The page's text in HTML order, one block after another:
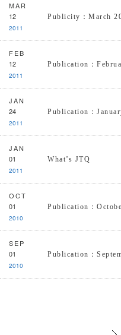
MAR
12
2011
Publicity：March
FEB
12
2011
Publication：
JAN
24
2011
Publication：
JAN
01
2011
What’s JTQ
OCT
01
2010
Publication：
SEP
01
2010
Publication：